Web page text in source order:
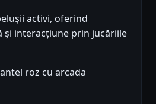
activi, oferind
și interacțiune prin jucăriile